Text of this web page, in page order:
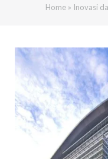
Home » Inovasi